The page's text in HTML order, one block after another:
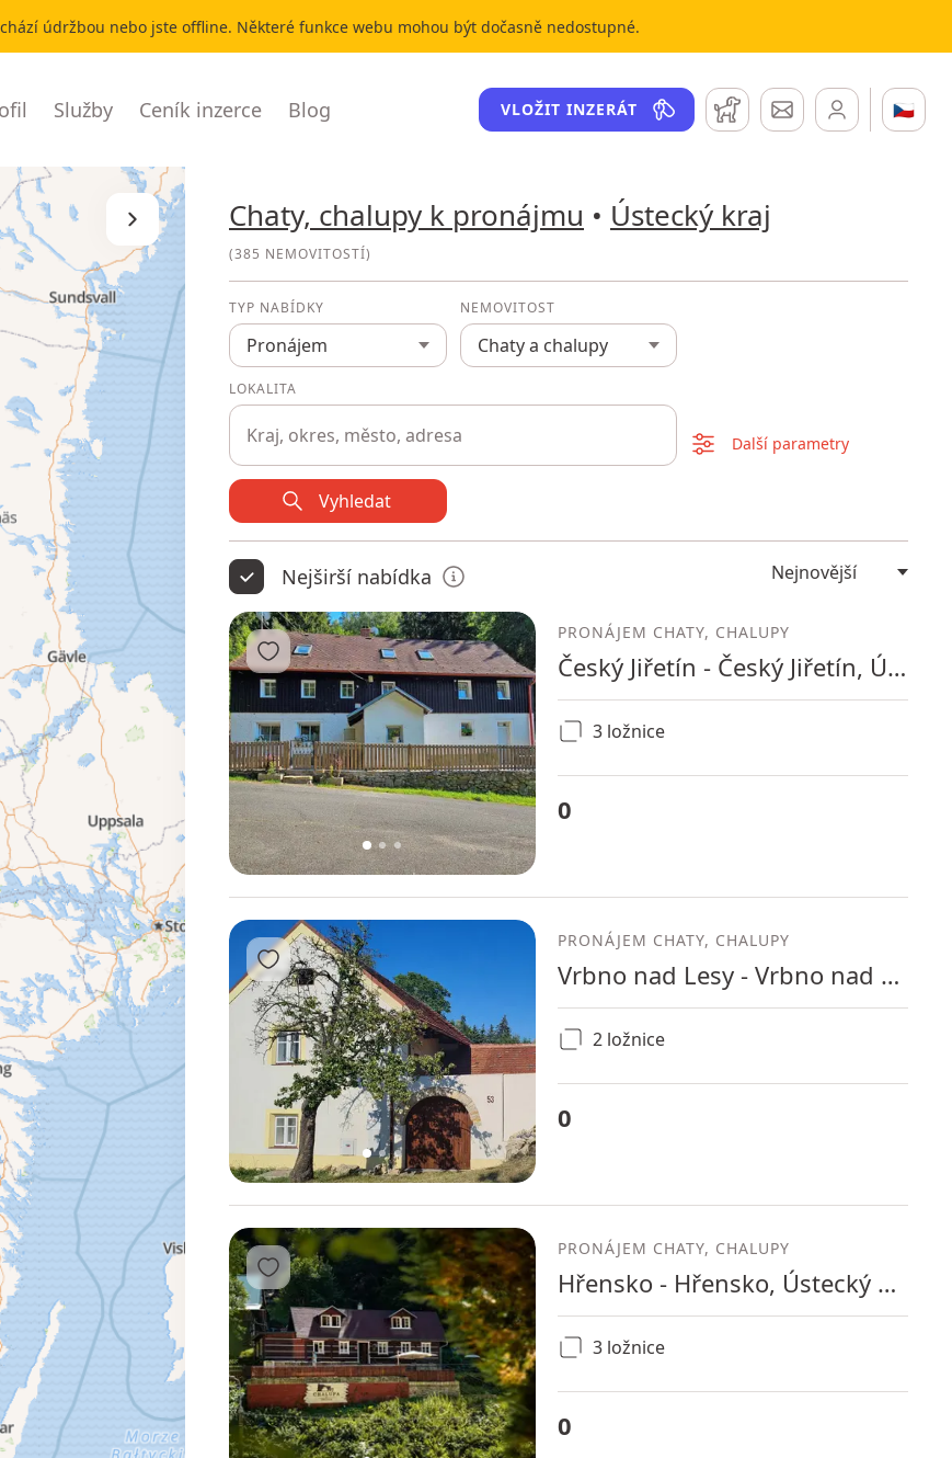
údržbou nebo jste offline. Některé funkce webu mohou být dočasně nedostupné.
Služby Ceník inzerce Blog VLOŽIT INZERÁT Hlídací pesZprávy 🇨🇿
Skrýt seznamChaty, chalupy k pronájmu • Ústecký kraj
(385 NEMOVITOSTÍ)
TYP NABÍDKY
Pronájem
NEMOVITOST
Chaty a chalupy
LOKALITA
Další parametry
Vyhledat
Nejširší nabídka
12 3
Přidat do oblíbených
PRONÁJEM CHATY, CHALUPY
Český Jiřetín - Český Jiřetín, Ústecký kraj
3 ložnice
0
12 3
Přidat do oblíbených
PRONÁJEM CHATY, CHALUPY
Vrbno nad Lesy - Vrbno nad Lesy, Ústecký kraj
2 ložnice
0
Přidat do oblíbených
PRONÁJEM CHATY, CHALUPY
Hřensko - Hřensko, Ústecký kraj
3 ložnice
0